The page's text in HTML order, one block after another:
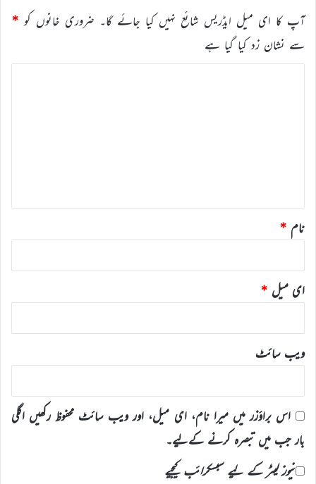
آپ کا ای میل ایڈریس شائع نہیں کیا جائے گا۔ ضروری خانوں کو *
سے نشان زد کیا گیا ہے
نام *
ای میل *
ویب‌ سائٹ
اس براؤزر میں میرا نام، ای میل، اور ویب سائٹ محفوظ رکھیں اگلی
بار جب میں تبصرہ کرنے کےلیے۔
نیوز لیٹر کے لیے سبسکرائب کیجیے